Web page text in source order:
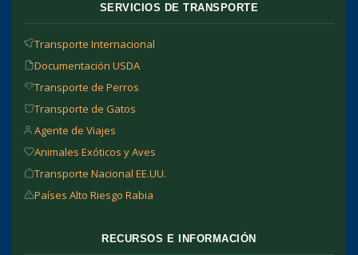
SERVICIOS DE TRANSPORTE
Transporte Internacional
Documentación USDA
Transporte de Perros
Transporte de Gatos
Agente de Viajes
Animales Exóticos y Aves
Transporte Nacional EE.UU.
Países Alto Riesgo Rabia
RECURSOS E INFORMACIÓN